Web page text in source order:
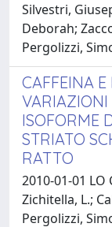
Silvestri,
Deborah;
Pergolizzi,
CAFFEINA E
VARIAZIONI
ISOFORME
STRIATO
RATTO
2010-01-01 LO
Zichitella, L.;
Pergolizzi,